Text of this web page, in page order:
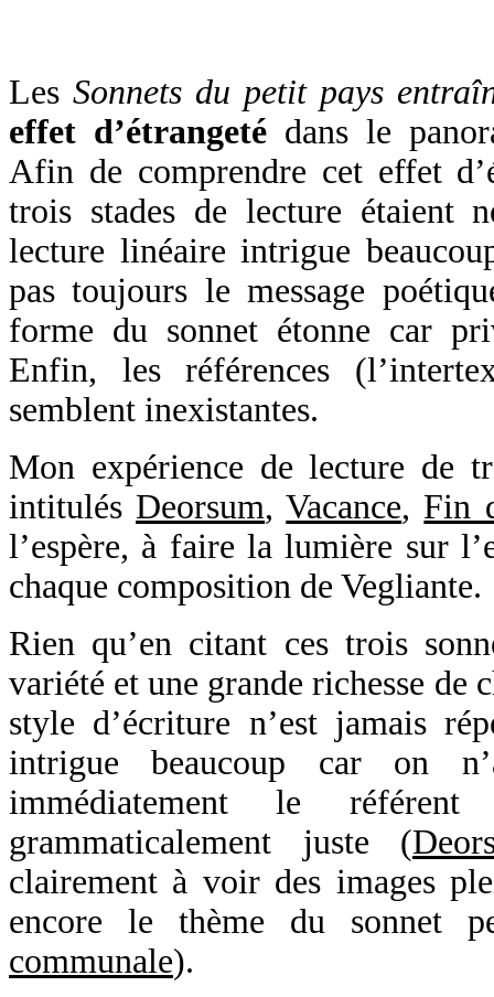
Les Sonnets du petit pays
effet d’étrangeté dans le
Afin de comprendre cet effet
trois stades de lecture étaient
lecture linéaire intrigue
pas toujours le message
forme du sonnet étonne car
Enfin, les références
semblent inexistantes.
Mon expérience de lecture de
intitulés Deorsum,Vacance, Fin
l’espère, à faire la lumière sur
chaque composition de Vegliante.
Rien qu’en citant ces trois
variété et une grande richesse de
style d’écriture n’est jamais
intrigue beaucoup car on
immédiatement le
grammaticalement juste (
clairement à voir des images
encore le thème du sonnet
communale).